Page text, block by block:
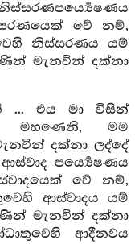
වේ නම්,
නිස්සරණය යම්
මැනවින් දක්නා
... එය මා විසින්
මහණෙනි, මම
දක්නා ලද්දේ
පර්‍ය්‍යෙෂණය
වේ නම්,
ආස්වාදය යම්
මැනවින් දක්නා
ආදීනවය